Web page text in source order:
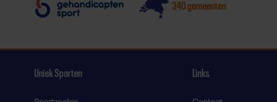
340 gemeenten
Uniek Sporten Links